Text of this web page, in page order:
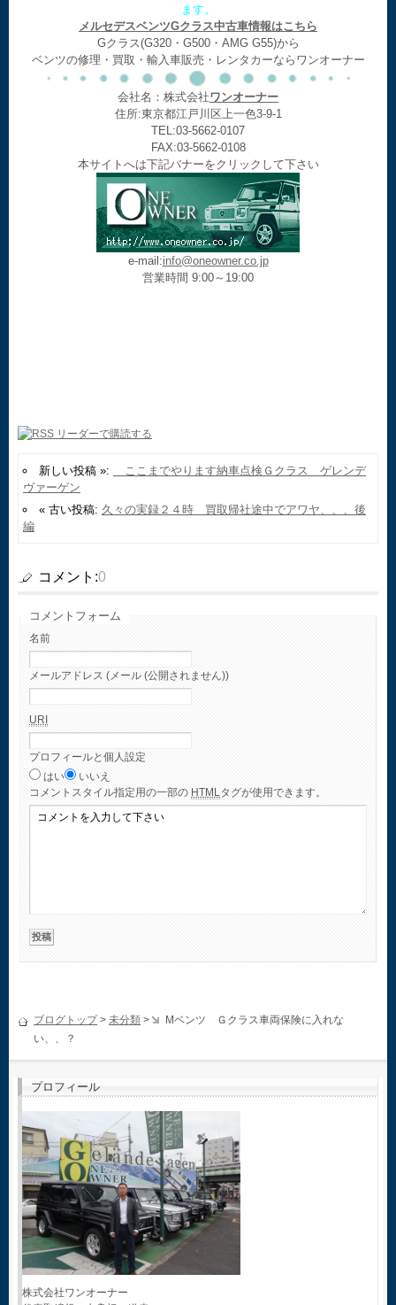
ます。
メルセデスベンツGクラス中古車情報はこちら
Gクラス(G320・G500・AMG G55)から
ベンツの修理・買取・輸入車販売・レンタカーならワンオーナー
会社名：株式会社ワンオーナー
住所:東京都江戸川区上一色3-9-1
TEL:03-5662-0107
FAX:03-5662-0108
本サイトへは下記バナーをクリックして下さい
e-mail:info@oneowner.co.jp
営業時間 9:00～19:00
新しい投稿 »:
ここまでやります納車点検Ｇクラス ゲレンデ
ヴァーゲン
« 古い投稿: 久々の実録２４時 買取帰社途中でアワヤ、、、後
編
コメント:0
コメントフォーム
名前
メールアドレス (メール (公開されません))
URI
プロフィールと個人設定
はい
いいえ
コメント スタイル指定用の一部の HTMLタグが使用できます。
ブログトップ> 未分類 >
Mベンツ Ｇクラス車両保険に入れな
い、、？
プロフィール
株式会社ワンオーナー